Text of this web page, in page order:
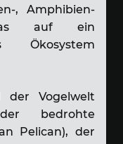
, Amphibien-
auf ein
Ökosystem
der Vogelwelt
bedrohte
Pelican), der